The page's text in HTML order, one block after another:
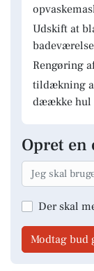
Udskift at
Rengøring
tildækning
dæække
Opret en
Der skal
Modtag bud